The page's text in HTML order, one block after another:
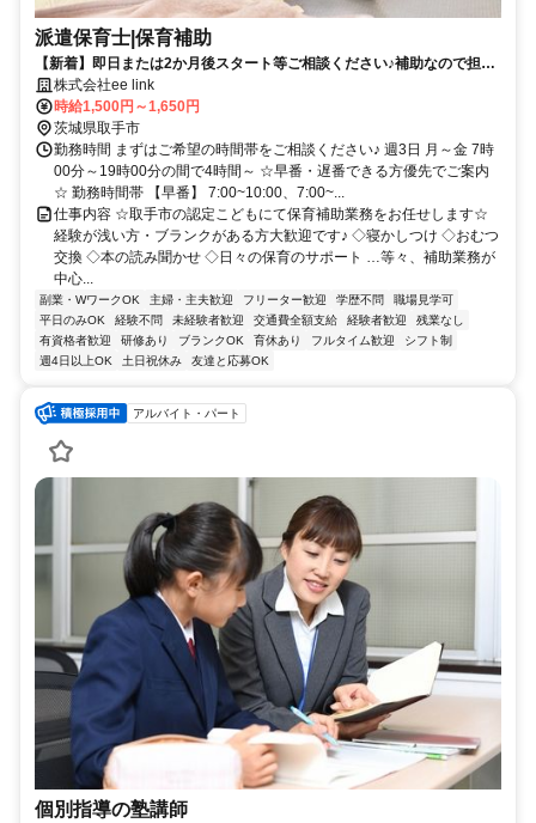
派遣保育士|保育補助
【新着】即日または2か月後スタート等ご相談ください♪補助なので担
任・計画書類・残業は一切なし☆
株式会社ee link
時給1,500円～1,650円
茨城県取手市
勤務時間 まずはご希望の時間帯をご相談ください♪ 週3日 月～金 7時
00分～19時00分の間で4時間～ ☆早番・遅番できる方優先でご案内
☆ 勤務時間帯 【早番】 7:00~10:00、7:00~...
仕事内容 ☆取手市の認定こどもにて保育補助業務をお任せします☆
経験が浅い方・ブランクがある方大歓迎です♪ ◇寝かしつけ ◇おむつ
交換 ◇本の読み聞かせ ◇日々の保育のサポート …等々、補助業務が
中心...
副業・WワークOK 主婦・主夫歓迎 フリーター歓迎 学歴不問
職場見学可
平日のみOK
経験不問 未経験者歓迎 交通費全額支給 経験者歓迎
残業なし
有資格者歓迎
研修あり ブランクOK 育休あり フルタイム歓迎
シフト制
週4日以上OK
土日祝休み 友達と応募OK
アルバイト・パート
個別指導の塾講師